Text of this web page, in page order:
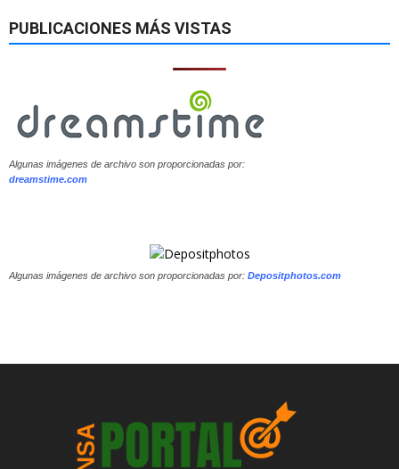
PUBLICACIONES MÁS VISTAS
Algunas imágenes de archivo son proporcionadas por:
dreamstime.com
Algunas imágenes de archivo son proporcionadas por: Depositphotos.com